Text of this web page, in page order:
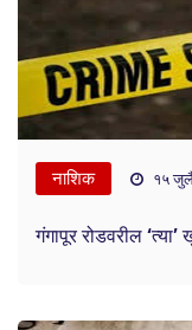
नाशिक १५
गंगापूर रोडवरील